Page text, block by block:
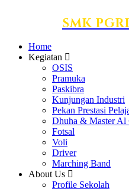
SMK
Home
Kegiatan
OSIS
Pramuka
Paskibra
Kunjungan Industri
Pekan Prestasi
Dhuha & Master Al
Fotsal
Voli
Driver
Marching Band
About Us
Profile Sekolah